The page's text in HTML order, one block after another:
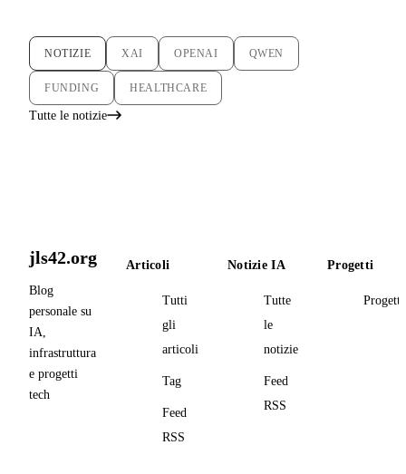
NOTIZIE XAI OPENAI QWEN
FUNDING HEALTHCARE
Tutte le notizie
jls42.org
Blog
personale su
IA,
infrastruttura
e progetti
tech
Articoli
Tutti
gli
articoli
Tag
Feed
RSS
Notizie IA
Tutte
le
notizie
Feed
RSS
Progetti
Progetti